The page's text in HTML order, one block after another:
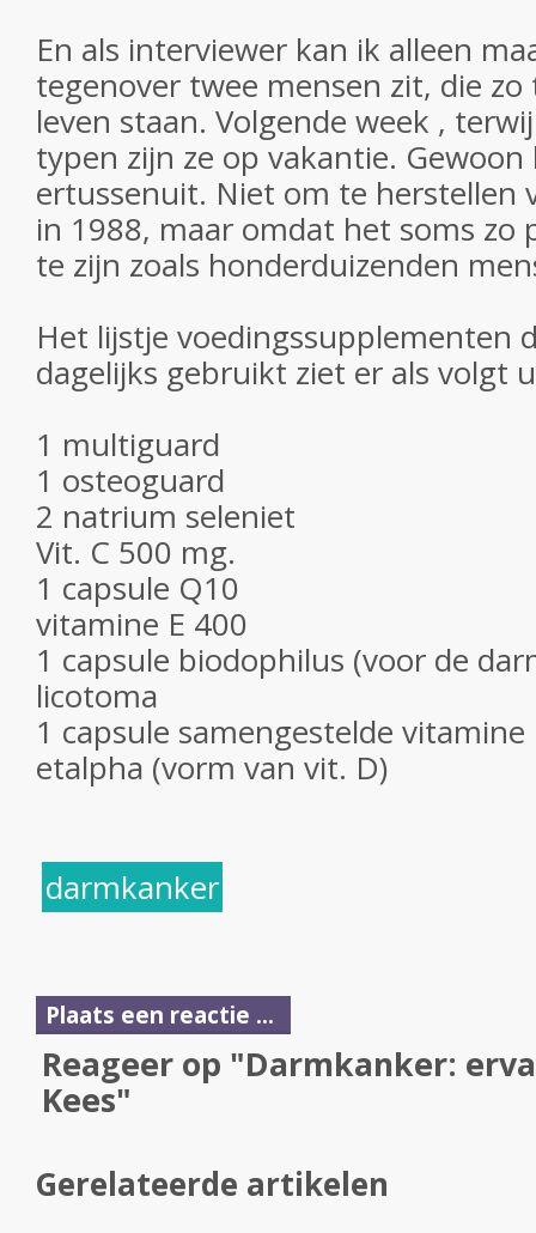
En als interviewer kan ik alleen
tegenover twee mensen zit, die
leven staan. Volgende week ,
typen zijn ze op vakantie.
ertussenuit. Niet om te herstellen
in 1988, maar omdat het soms zo
te zijn zoals honderduizenden
Het lijstje voedingssupplementen
dagelijks gebruikt ziet er als volgt
1 multiguard
1 osteoguard
2 natrium seleniet
Vit. C 500 mg.
1 capsule Q10
vitamine E 400
1 capsule biodophilus (voor de
licotoma
1 capsule samengestelde vitamine
etalpha (vorm van vit. D)
darmkanker
Plaats een reactie ...
Reageer op "Darmkanker:
Kees"
Gerelateerde artikelen